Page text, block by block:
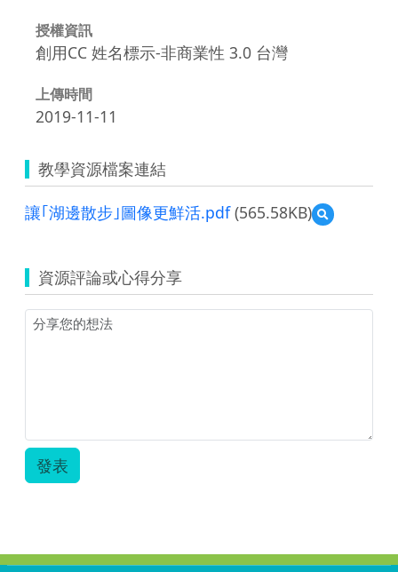
授權資訊
創用CC 姓名標示-非商業性 3.0 台灣
上傳時間
2019-11-11
教學資源檔案連結
讓｢湖邊散步｣圖像更鮮活.pdf(565.58KB)
預
覽
散
步｣
資源評論或心得分享
發表